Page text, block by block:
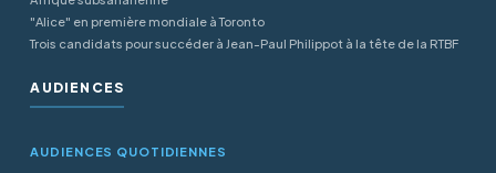
"Alice" en première mondiale à Toronto
Trois candidats pour succéder à Jean-Paul Philippot à la tête de la RTBF
AUDIENCES
AUDIENCES QUOTIDIENNES